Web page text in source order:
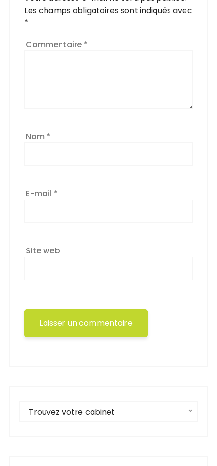
Les champs obligatoires sont indiqués avec
*
Commentaire *
Nom *
E-mail *
Site web
Trouvez votre cabinet